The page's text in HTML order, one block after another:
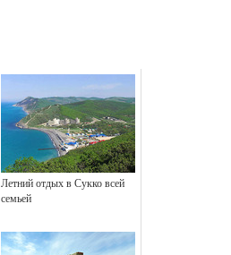
Летний отдых в Сукко всей
семьей